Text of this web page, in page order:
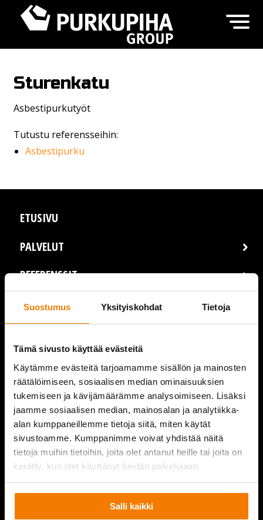
Suostumus Yksityiskohdat Tietoja
Tämä sivusto käyttää evästeitä
Käytämme evästeitä tarjoamamme sisällön ja mainosten
räätälöimiseen, sosiaalisen median ominaisuuksien
tukemiseen ja kävijämäärämme analysoimiseen. Lisäksi
jaamme sosiaalisen median, mainosalan ja analytiikka-
alan kumppaneillemme tietoja siitä, miten käytät
sivustoamme. Kumppanimme voivat yhdistää näitä
tietoja muihin tietoihin, joita olet antanut heille tai joita on
kerätty, kun olet käyttänyt heidän palvelujaan.
Salli kaikki
Sturenkatu
Asbestipurkutyöt
Tutustu referensseihin:
Asbestipurku
ETUSIVU
PALVELUT
REFERENSSIT
AJANKOHTAISTA
YRITYS
YHTEYSTIEDOT
PURKUPIHA